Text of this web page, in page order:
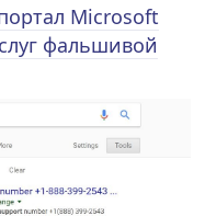
Microsoft
фальшивой